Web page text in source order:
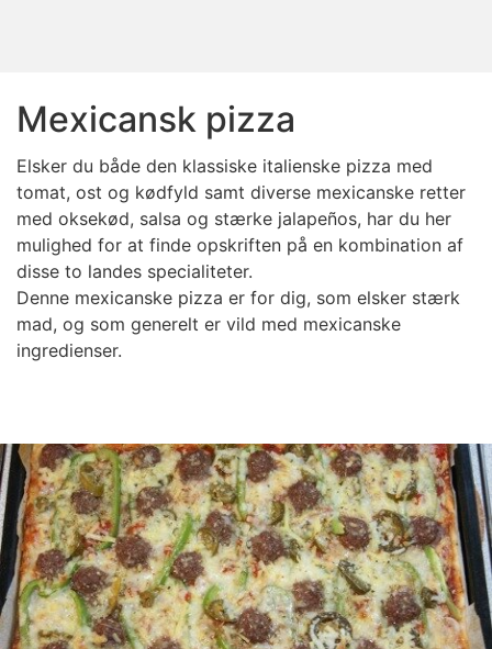
Mexicansk pizza
Elsker du både den klassiske italienske pizza med
tomat, ost og kødfyld samt diverse mexicanske retter
med oksekød, salsa og stærke jalapeños, har du her
mulighed for at finde opskriften på en kombination af
disse to landes specialiteter.
Denne mexicanske pizza er for dig, som elsker stærk
mad, og som generelt er vild med mexicanske
ingredienser.